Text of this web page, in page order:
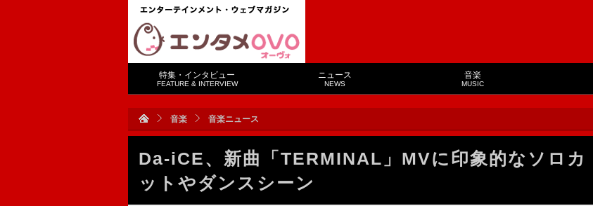
特集・インタビュー
FEATURE & INTERVIEW
ニュース
NEWS
音楽
MUSIC
音楽 音楽ニュース
Da-iCE、新曲「TERMINAL」MVに印象的なソロカ
ットやダンスシーン